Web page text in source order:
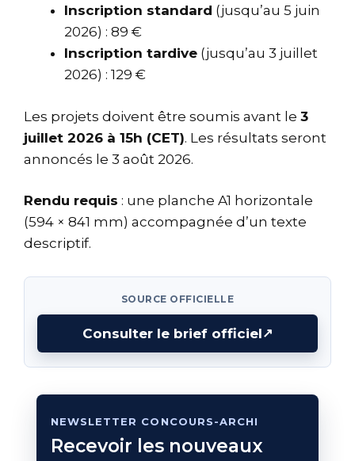
Inscription standard (jusqu’au 5 juin
2026) : 89 €
Inscription tardive (jusqu’au 3 juillet
2026) : 129 €
Les projets doivent être soumis avant le 3
juillet 2026 à 15h (CET). Les résultats seront
annoncés le 3 août 2026.
Rendu requis : une planche A1 horizontale
(594 × 841 mm) accompagnée d’un texte
descriptif.
SOURCE OFFICIELLE
Consulter le brief officiel↗
NEWSLETTER CONCOURS-ARCHI
Recevoir les nouveaux